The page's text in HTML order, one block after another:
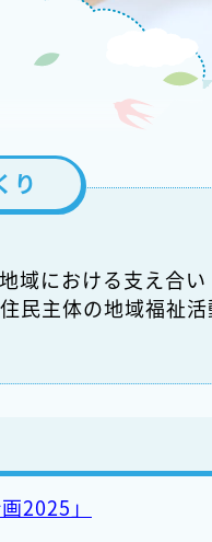
り
域における支え合
民主体の地域福祉
2025」